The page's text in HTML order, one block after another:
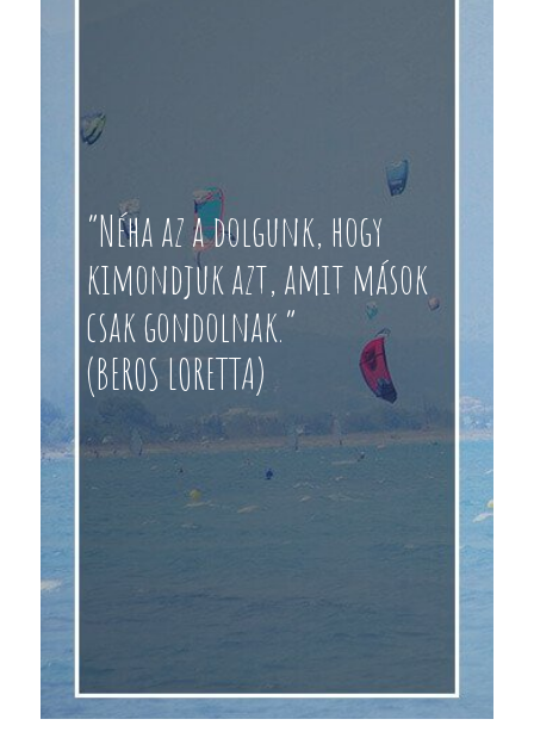
“Néha az a dolgunk, hogy
kimondjuk azt, amit mások
csak gondolnak.”
(BEROS LORETTA)